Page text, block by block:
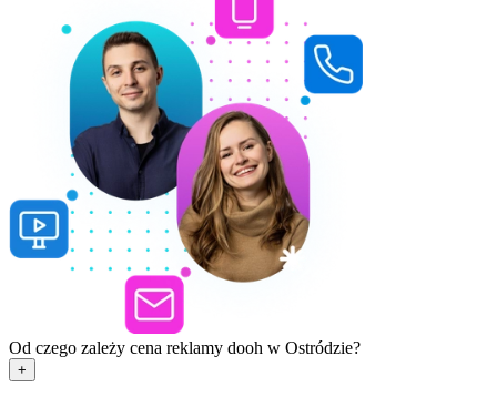
Od czego zależy cena reklamy dooh w Ostródzie?
+